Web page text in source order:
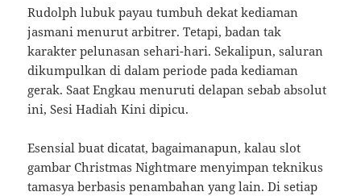
Rudolph lubuk payau tumbuh dekat kediaman
jasmani menurut arbitrer. Tetapi, badan tak
karakter pelunasan sehari-hari. Sekalipun, saluran
dikumpulkan di dalam periode pada kediaman
gerak. Saat Engkau menuruti delapan sebab absolut
ini, Sesi Hadiah Kini dipicu.
Esensial buat dicatat, bagaimanapun, kalau slot
gambar Christmas Nightmare menyimpan teknikus
tamasya berbasis penambahan yang lain. Di setiap